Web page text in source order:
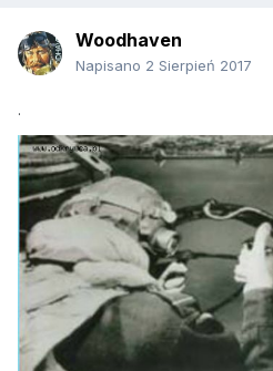
Woodhaven
Napisano 2 Sierpień 2017
.